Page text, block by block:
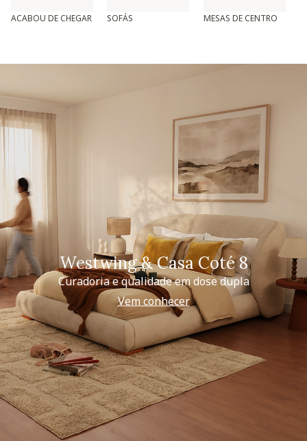
ACABOU DE CHEGAR SOFÁS MESAS DE CENTRO
Westwing & Casa Coté 8
Curadoria e qualidade em dose dupla
Vem conhecer